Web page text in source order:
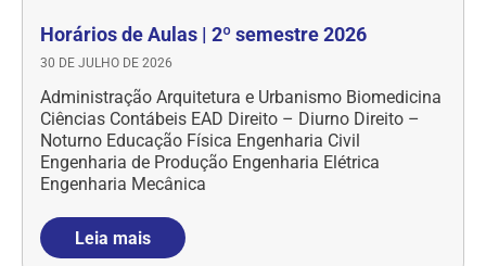
Horários de Aulas | 2º semestre 2026
30 DE JULHO DE 2026
Administração Arquitetura e Urbanismo Biomedicina
Ciências Contábeis EAD Direito – Diurno Direito –
Noturno Educação Física Engenharia Civil
Engenharia de Produção Engenharia Elétrica
Engenharia Mecânica
Leia mais